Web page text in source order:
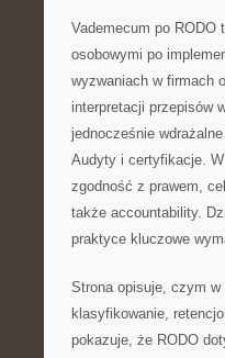
Vademecum po RODO
osobowymi po
wyzwaniach w firmach
interpretacji przepisów
jednocześnie
Audyty i certyfikacje.
zgodność z prawem,
także accountability.
praktyce kluczowe
Strona opisuje, czym
klasyfikowanie,
pokazuje, że RODO